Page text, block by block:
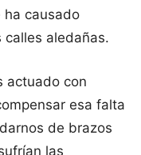
ha causado
calles aledañas.
actuado con
esa falta
de brazos
las